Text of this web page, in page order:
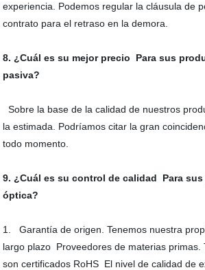
experiencia. Podemos regular la cláusula de
contrato para el retraso en la demora.
8. ¿Cuál es su mejor precio Para sus
pasiva?
Sobre la base de la calidad de nuestros
la estimada. Podríamos citar la gran
todo momento.
9. ¿Cuál es su control de calidad Para
óptica?
1. Garantía de origen. Tenemos nuestra
largo plazo Proveedores de materias primas.
son certificados RoHS El nivel de calidad de